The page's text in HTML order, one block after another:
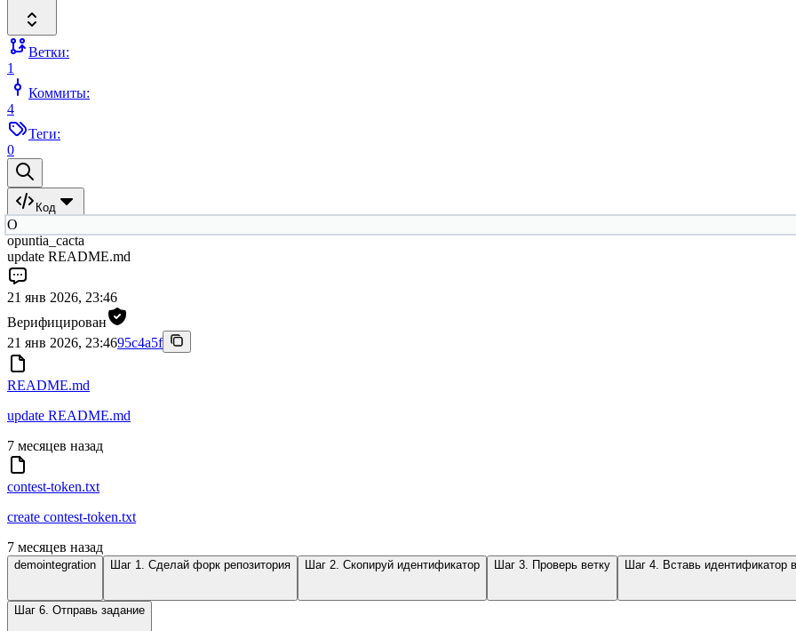
Ветки:
1
Коммиты:
4
Теги:
0
Код
O
opuntia_cacta
update README.md
21 янв 2026, 23:46
Верифицирован
21 янв 2026, 23:4695c4a5f
README.md
update README.md
7 месяцев назад
contest-token.txt
create contest-token.txt
7 месяцев назад
demointegration Шаг 1. Сделай форк репозитория Шаг 2. Скопируй идентификатор Шаг 3. Проверь ветку Шаг 4. Вставь идентификатор
Шаг 6. Отправь задание